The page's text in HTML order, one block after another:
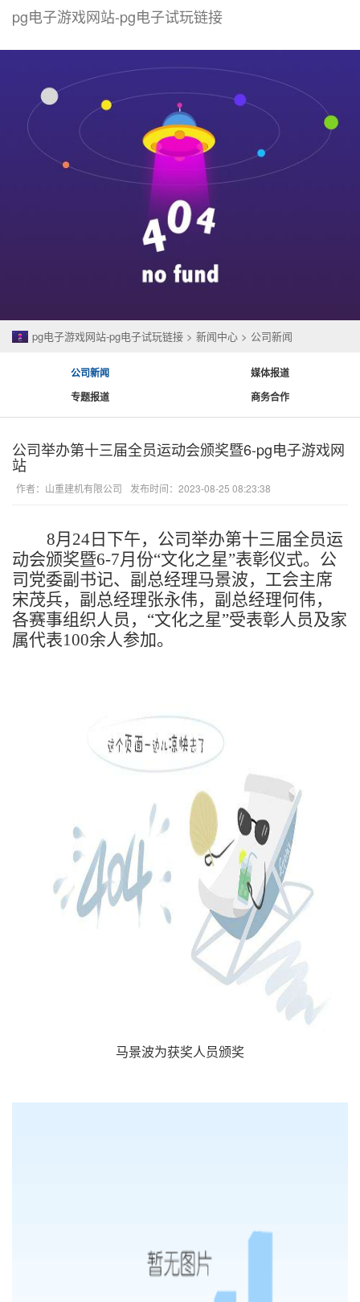
pg电子游戏网站-pg电子试玩链接
pg电子游戏网站-pg电子试玩链接 > 新闻中心 > 公司新闻
公司新闻
媒体报道
专题报道
商务合作
公司举办第十三届全员运动会颁奖暨6-pg电子游戏网
站
作者：山重建机有限公司 发布时间：2023-08-25 08:23:38
8月24日下午，公司举办第十三届全员运
动会颁奖暨6-7月份“文化之星”表彰仪式。 公
司党委副书记、副总经理马景波，工会主席
宋茂兵，副总经理张永伟，副总经理何伟，
各赛事组织人员， “文化之星”受表彰人员及家
属代表100余人参加。
马景波为获奖人员颁奖